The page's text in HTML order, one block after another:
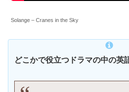
Solange – Cranes in the Sky
どこかで役立つドラマの中の英